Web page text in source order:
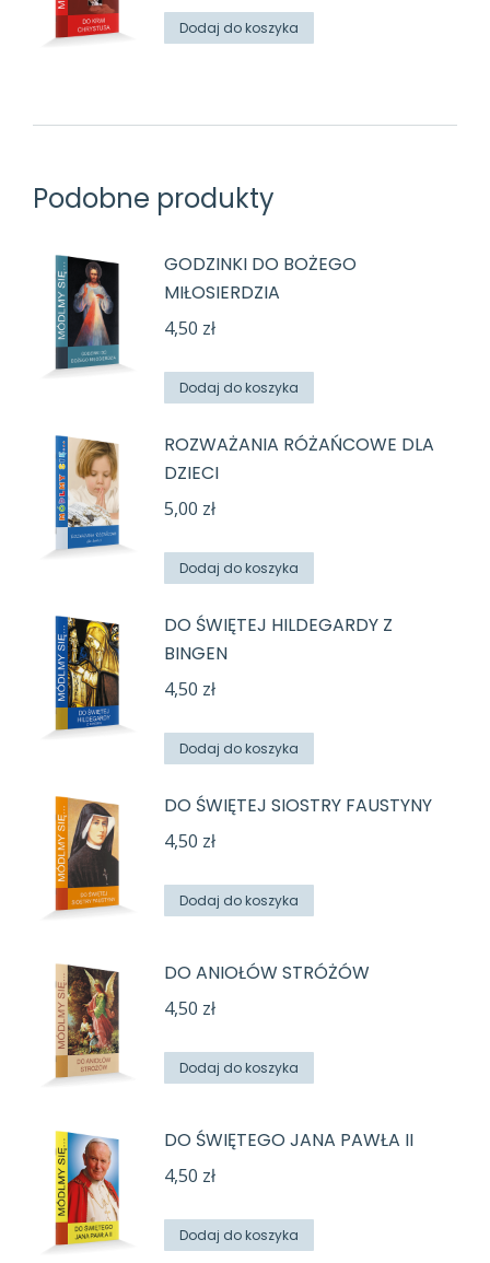
Dodaj do koszyka
Podobne produkty
GODZINKI DO BOŻEGO
MIŁOSIERDZIA
4,50 zł
Dodaj do koszyka
ROZWAŻANIA RÓŻAŃCOWE DLA
DZIECI
5,00 zł
Dodaj do koszyka
DO ŚWIĘTEJ HILDEGARDY Z
BINGEN
4,50 zł
Dodaj do koszyka
DO ŚWIĘTEJ SIOSTRY FAUSTYNY
4,50 zł
Dodaj do koszyka
DO ANIOŁÓW STRÓŻÓW
4,50 zł
Dodaj do koszyka
DO ŚWIĘTEGO JANA PAWŁA II
4,50 zł
Dodaj do koszyka